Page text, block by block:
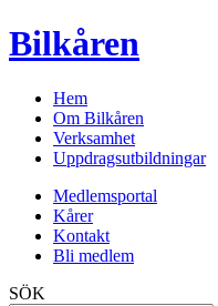
Bilkåren
Hem
Om Bilkåren
Verksamhet
Uppdragsutbildningar
Medlemsportal
Kårer
Kontakt
Bli medlem
SÖK